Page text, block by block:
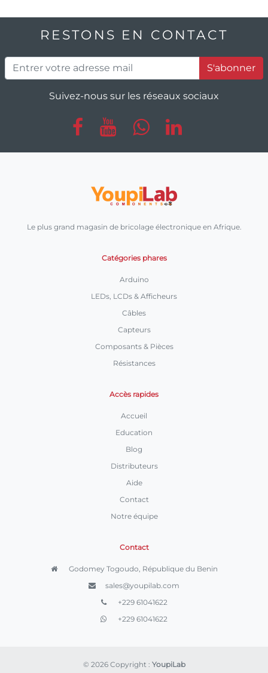
RESTONS EN CONTACT
S'abonner
Suivez-nous sur les réseaux sociaux
Le plus grand magasin de bricolage électronique en Afrique.
Catégories phares
Arduino
LEDs, LCDs & Afficheurs
Câbles
Capteurs
Composants & Pièces
Résistances
Accès rapides
Accueil
Education
Blog
Distributeurs
Aide
Contact
Notre équipe
Contact
Godomey Togoudo, République du Benin
sales@youpilab.com
+229 61041622
+229 61041622
© 2026 Copyright : YoupiLab